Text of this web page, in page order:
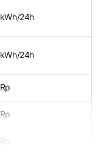
kWh/24h
kWh/24h
Rp
Rp
Rp